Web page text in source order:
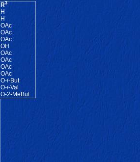
R3
H
H
OAc
OAc
OAc
OH
OAc
OAc
OAc
OAc
O-i-But
O-i-Val
O-2-MeBut